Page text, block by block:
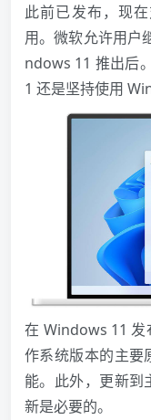
此前已发布，现
用。微软允许用户
ndows 11 推出后
1 还是坚持使用
在 Windows 11 发
作系统版本的主要
能。此外，更新到
新是必要的。